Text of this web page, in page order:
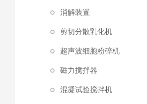
消解装置
剪切分散乳化机
超声波细胞粉碎机
磁力搅拌器
混凝试验搅拌机